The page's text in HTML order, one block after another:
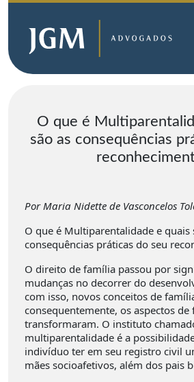
O que é
são as consequências
Por Maria Nidette de Vasconcelos
O que é Multiparentalidade e quais
consequências práticas do seu
O direito de família passou por
mudanças no decorrer do
com isso, novos conceitos de
consequentemente, os aspectos
transformaram. O instituto
multiparentalidade é a
indivíduo ter em seu registro civil
mães socioafetivos, além dos pais